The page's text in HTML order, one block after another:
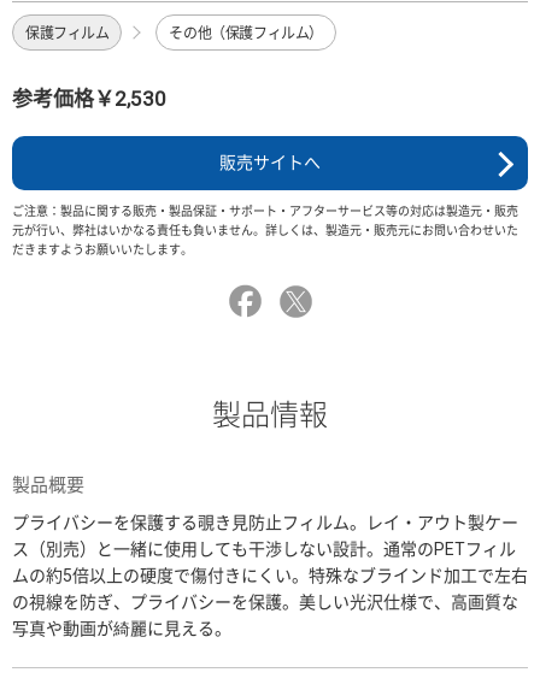
保護フィルム その他（保護フィルム）
参考価格￥2,530
販売サイトへ
ご注意：製品に関する販売・製品保証・サポート・アフターサービス等の対応は製造元・販売
元が行い、弊社はいかなる責任も負いません。詳しくは、製造元・販売元にお問い合わせいた
だきますようお願いいたします。
製品情報
製品概要
プライバシーを保護する覗き見防止フィルム。レイ・アウト製ケー
ス（別売）と一緒に使用しても干渉しない設計。通常のPETフィル
ムの約5倍以上の硬度で傷付きにくい。特殊なブラインド加工で左右
の視線を防ぎ、プライバシーを保護。美しい光沢仕様で、高画質な
写真や動画が綺麗に見える。